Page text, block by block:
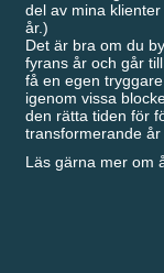
del av mina
år.)
Det är bra om du
fyrans år och går
få en egen
igenom vissa
den rätta tiden för
transformerande
Läs gärna mer om